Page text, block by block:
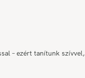
– ezért tanítunk szívvel,